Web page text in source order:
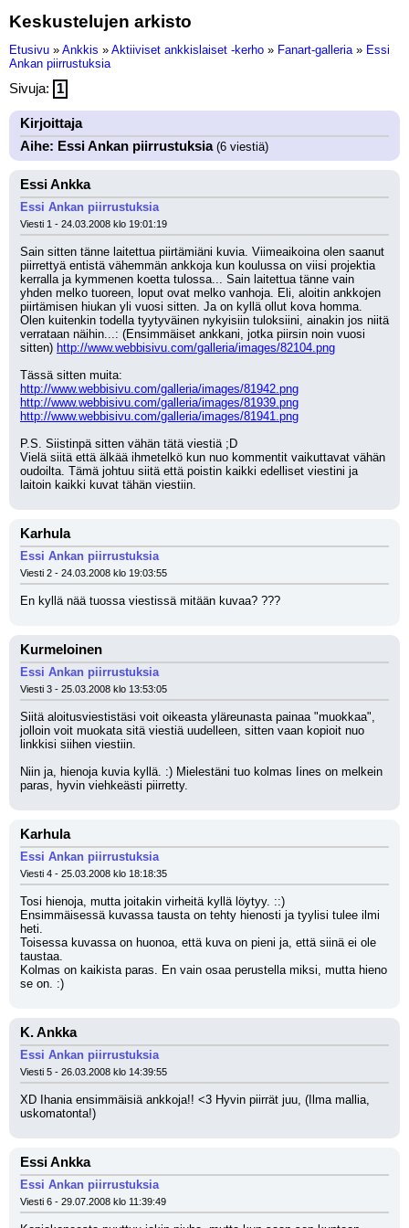
Keskustelujen arkisto
Etusivu » Ankkis » Aktiiviset ankkislaiset -kerho » Fanart-galleria » Essi
Ankan piirrustuksia
Sivuja: 1
Kirjoittaja
Aihe: Essi Ankan piirrustuksia(6 viestiä)
Essi Ankka
Essi Ankan piirrustuksia
Viesti 1 - 24.03.2008 klo 19:01:19
Sain sitten tänne laitettua piirtämiäni kuvia. Viimeaikoina olen saanut
piirrettyä entistä vähemmän ankkoja kun koulussa on viisi projektia
kerralla ja kymmenen koetta tulossa... Sain laitettua tänne vain
yhden melko tuoreen, loput ovat melko vanhoja. Eli, aloitin ankkojen
piirtämisen hiukan yli vuosi sitten. Ja on kyllä ollut kova homma.
Olen kuitenkin todella tyytyväinen nykyisiin tuloksiini, ainakin jos niitä
verrataan näihin...: (Ensimmäiset ankkani, jotka piirsin noin vuosi
sitten) http://www.webbisivu.com/galleria/images/82104.png
Tässä sitten muita:
http://www.webbisivu.com/galleria/images/81942.png
http://www.webbisivu.com/galleria/images/81939.png
http://www.webbisivu.com/galleria/images/81941.png
P.S. Siistinpä sitten vähän tätä viestiä ;D
Vielä siitä että älkää ihmetelkö kun nuo kommentit vaikuttavat vähän
oudoilta. Tämä johtuu siitä että poistin kaikki edelliset viestini ja
laitoin kaikki kuvat tähän viestiin.
Karhula
Essi Ankan piirrustuksia
Viesti 2 - 24.03.2008 klo 19:03:55
En kyllä nää tuossa viestissä mitään kuvaa? ???
Kurmeloinen
Essi Ankan piirrustuksia
Viesti 3 - 25.03.2008 klo 13:53:05
Siitä aloitusviestistäsi voit oikeasta yläreunasta painaa "muokkaa",
jolloin voit muokata sitä viestiä uudelleen, sitten vaan kopioit nuo
linkkisi siihen viestiin.
Niin ja, hienoja kuvia kyllä. :) Mielestäni tuo kolmas Iines on melkein
paras, hyvin viehkeästi piirretty.
Karhula
Essi Ankan piirrustuksia
Viesti 4 - 25.03.2008 klo 18:18:35
Tosi hienoja, mutta joitakin virheitä kyllä löytyy. ::)
Ensimmäisessä kuvassa tausta on tehty hienosti ja tyylisi tulee ilmi
heti.
Toisessa kuvassa on huonoa, että kuva on pieni ja, että siinä ei ole
taustaa.
Kolmas on kaikista paras. En vain osaa perustella miksi, mutta hieno
se on. :)
K. Ankka
Essi Ankan piirrustuksia
Viesti 5 - 26.03.2008 klo 14:39:55
XD Ihania ensimmäisiä ankkoja!! <3 Hyvin piirrät juu, (Ilma mallia,
uskomatonta!)
Essi Ankka
Essi Ankan piirrustuksia
Viesti 6 - 29.07.2008 klo 11:39:49